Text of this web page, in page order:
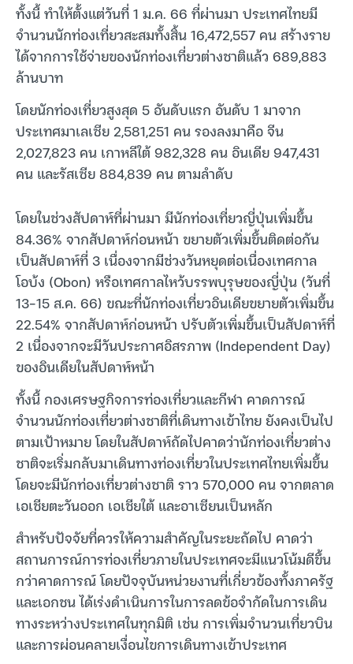
ทั้งนี้ ทำให้ตั้งแต่วันที่ 1 ม.ค. 66 ที่ผ่านมา ประเทศไทยมี
จำนวนนักท่องเที่ยวสะสมทั้งสิ้น 16,472,557 คน สร้างราย
ได้จากการใช้จ่ายของนักท่องเที่ยวต่างชาติแล้ว 689,883
ล้านบาท
โดยนักท่องเที่ยวสูงสุด 5 อันดับแรก อันดับ 1 มาจาก
ประเทศมาเลเซีย 2,581,251 คน รองลงมาคือ จีน
2,027,823 คน เกาหลีใต้ 982,328 คน อินเดีย 947,431
คน และรัสเซีย 884,839 คน ตามลำดับ
โดยในช่วงสัปดาห์ที่ผ่านมา มีนักท่องเที่ยวญี่ปุ่นเพิ่มขึ้น
84.36% จากสัปดาห์ก่อนหน้า ขยายตัวเพิ่มขึ้นติดต่อกัน
เป็นสัปดาห์ที่ 3 เนื่องจากมีช่วงวันหยุดต่อเนื่องเทศกาล
โอบ้ง (Obon) หรือเทศกาลไหว้บรรพบุรุษของญี่ปุ่น (วันที่
13-15 ส.ค. 66) ขณะที่นักท่องเที่ยวอินเดียขยายตัวเพิ่มขึ้น
22.54% จากสัปดาห์ก่อนหน้า ปรับตัวเพิ่มขึ้นเป็นสัปดาห์ที่
2 เนื่องจากจะมีวันประกาศอิสรภาพ (Independent Day)
ของอินเดียในสัปดาห์หน้า
ทั้งนี้ กองเศรษฐกิจการท่องเที่ยวและกีฬา คาดการณ์
จำนวนนักท่องเที่ยวต่างชาติที่เดินทางเข้าไทย ยังคงเป็นไป
ตามเป้าหมาย โดยในสัปดาห์ถัดไปคาดว่านักท่องเที่ยวต่าง
ชาติจะเริ่มกลับมาเดินทางท่องเที่ยวในประเทศไทยเพิ่มขึ้น
โดยจะมีนักท่องเที่ยวต่างชาติ ราว 570,000 คน จากตลาด
เอเชียตะวันออก เอเชียใต้ และอาเซียนเป็นหลัก
สำหรับปัจจัยที่ควรให้ความสำคัญในระยะถัดไป คาดว่า
สถานการณ์การท่องเที่ยวภายในประเทศจะมีแนวโน้มดีขึ้น
กว่าคาดการณ์ โดยปัจจุบันหน่วยงานที่เกี่ยวข้องทั้งภาครัฐ
และเอกชน ได้เร่งดำเนินการในการลดข้อจำกัดในการเดิน
ทางระหว่างประเทศในทุกมิติ เช่น การเพิ่มจำนวนเที่ยวบิน
และการผ่อนคลายเงื่อนไขการเดินทางเข้าประเทศ